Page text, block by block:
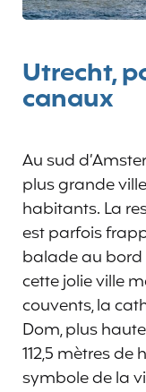
Utrecht,
canaux
Au sud
plus grande
habitants. La
est parfois
balade au
cette jolie ville
couvents, la
Dom, plus
112,5 mètres de
symbole de la